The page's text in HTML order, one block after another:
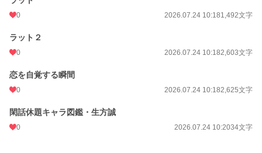
0 2026.07.24 10:181,492文字
ラット２
0 2026.07.24 10:182,603文字
恋を自覚する瞬間
0 2026.07.24 10:182,625文字
閑話休題キャラ図鑑・生方誠
0 2026.07.24 10:2034文字